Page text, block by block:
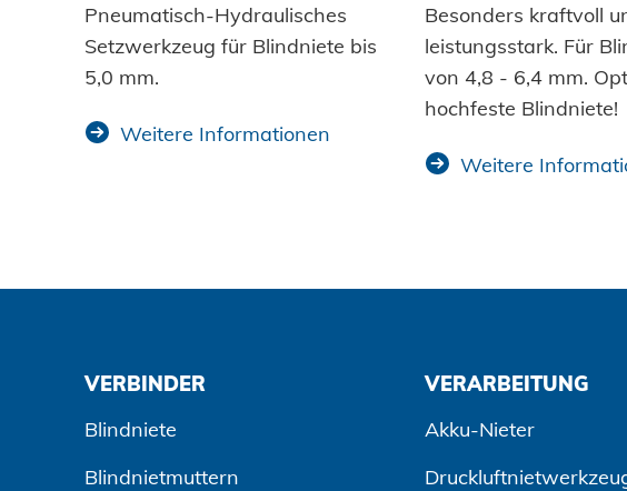
Pneumatisch-Hydraulisches
Setzwerkzeug für Blindniete bis
5,0 mm.
Weitere Informationen
Besonders kraftvoll
leistungsstark. Für
von 4,8 - 6,4 mm.
hochfeste Blindniete!
Weitere
VERBINDER
Blindniete
Blindnietmuttern
VERARBEITUNG
Akku-Nieter